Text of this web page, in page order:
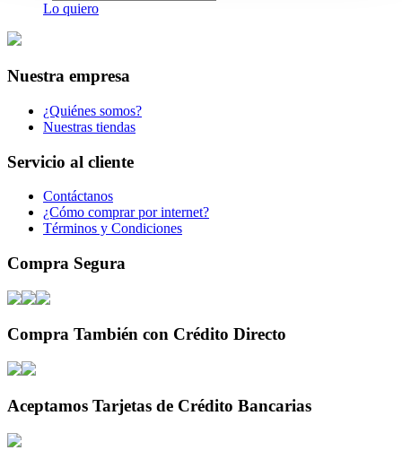
Lo quiero
Nuestra empresa
¿Quiénes somos?
Nuestras tiendas
Servicio al cliente
Contáctanos
¿Cómo comprar por internet?
Términos y Condiciones
Compra Segura
Compra También con Crédito Directo
Aceptamos Tarjetas de Crédito Bancarias